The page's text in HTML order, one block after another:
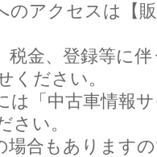
のアクセスは【
税金、登録等に
ください。
は「中古車情報
さい。
場合もあります